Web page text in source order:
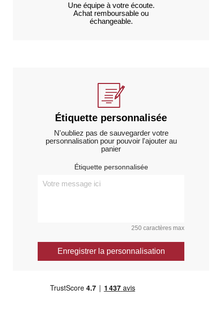
Une équipe à votre écoute.
Achat remboursable ou
échangeable.
Étiquette personnalisée
N'oubliez pas de sauvegarder votre
personnalisation pour pouvoir l'ajouter au
panier
Étiquette personnalisée
250 caractères max
Enregistrer la personnalisation